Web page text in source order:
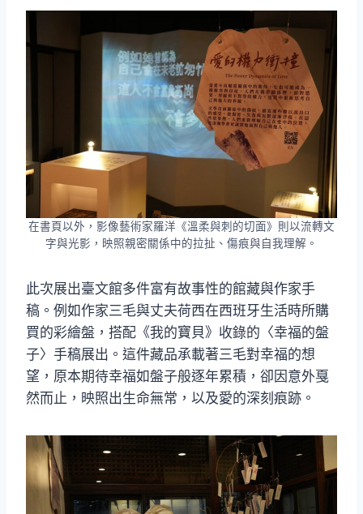
在書頁以外，影像藝術家羅洋《溫柔與刺的切面》則以流轉文
字與光影，映照親密關係中的拉扯、傷痕與自我理解。
此次展出臺文館多件富有故事性的館藏與作家手
稿。例如作家三毛與丈夫荷西在西班牙生活時所購
買的彩繪盤，搭配《我的寶貝》收錄的〈幸福的盤
子〉手稿展出。這件藏品承載著三毛對幸福的想
望，原本期待幸福如盤子般逐年累積，卻因意外戛
然而止，映照出生命無常，以及愛的深刻痕跡。